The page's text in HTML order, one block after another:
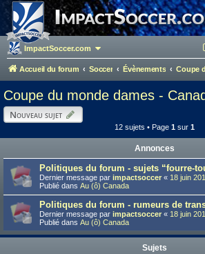
ImpactSoccer.com
Accueil du forum Soccer Évènements
Coupe du monde dames -
Nouveau sujet
12 sujets • Page 1 sur 1
Annonces
Politiques du forum - sujets “fourre-
Dernier message par impactsoccer « 18 juin
Publié dans Au (ô) Canada
Politiques du forum - rumeurs de
Dernier message par impactsoccer « 18 juin
Publié dans Au (ô) Canada
Sujets